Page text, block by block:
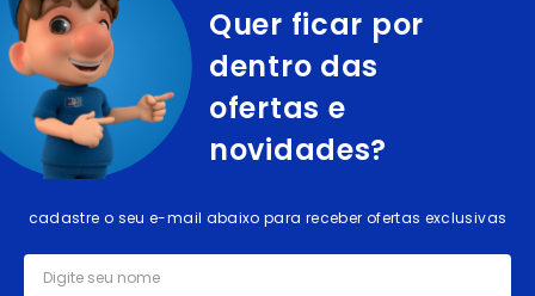
Quer ficar por
dentro das
ofertas e
novidades?
cadastre o seu e-mail abaixo para receber ofertas exclusivas